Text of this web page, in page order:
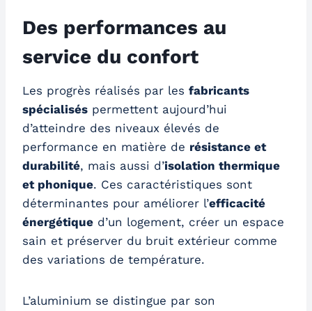
Des performances au
service du confort
Les progrès réalisés par les fabricants
spécialisés permettent aujourd’hui
d’atteindre des niveaux élevés de
performance en matière de résistance et
durabilité, mais aussi d’isolation thermique
et phonique. Ces caractéristiques sont
déterminantes pour améliorer l’efficacité
énergétique d’un logement, créer un espace
sain et préserver du bruit extérieur comme
des variations de température.
L’aluminium se distingue par son